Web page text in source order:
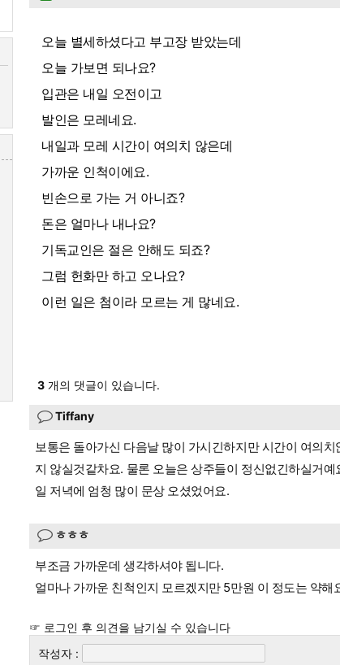
오늘 별세하셨다고 부고장 받았는데
오늘 가보면 되나요?
입관은 내일 오전이고
발인은 모레네요.
내일과 모레 시간이 여의치 않은데
가까운 인척이에요.
빈손으로 가는 거 아니죠?
돈은 얼마나 내나요?
기독교인은 절은 안해도 되죠?
그럼 헌화만 하고 오나요?
이런 일은 첨이라 모르는 게 많네요.
3 개의 댓글이 있습니다.
Tiffany
보통은 돌아가신 다음날 많이 가시긴하지만 시간이 여의
지 않실것같차요. 물론 오늘은 상주들이 정신없긴하실거
일 저녁에 엄청 많이 문상 오셨었어요.
ㅎㅎㅎ
부조금 가까운데 생각하셔야 됩니다.
얼마나 가까운 친척인지 모르겠지만 5만원 이 정도는 약해
☞ 로그인 후 의견을 남기실 수 있습니다
작성자 :